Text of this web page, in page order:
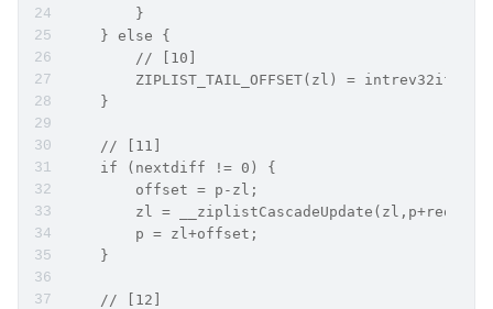
        }
    } else {
        // [10]
ZIPLIST_TAIL_OFFSET(zl) =
    }
    // [11]
    if (nextdiff != 0) {
        offset = p-zl;
zl =
        p = zl+offset;
    }
    // [12]